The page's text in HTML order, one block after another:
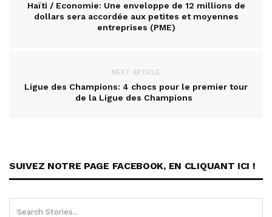
Haïti / Economie: Une enveloppe de 12 millions de
dollars sera accordée aux petites et moyennes
entreprises (PME)
NEXT ARTICLE
Ligue des Champions: 4 chocs pour le premier tour
de la Ligue des Champions
SUIVEZ NOTRE PAGE FACEBOOK, EN CLIQUANT ICI !